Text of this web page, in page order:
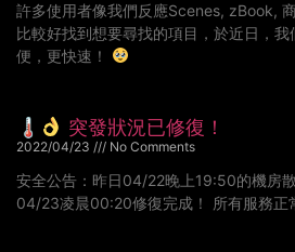
許多使用者像我們反應Scenes, zBook,
比較好找到想要尋找的項目，於近日，
便，更快速！
🌡 突發狀況已修復！
2022/04/23 No Comments
安全公告：昨日04/22晚上19:50的機房
04/23凌晨00:20修復完成！ 所有服務正